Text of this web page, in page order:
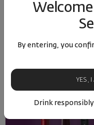
MORESELECTION
By entering, you
YES,
Drink